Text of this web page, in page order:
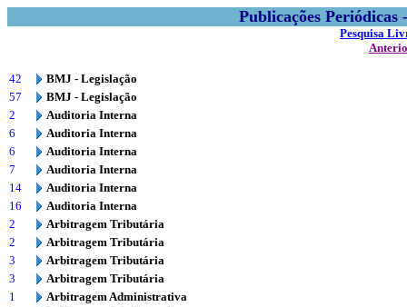
Publicações
Pesquisa
42
BMJ - Legislação
57
BMJ - Legislação
2
Auditoria Interna
6
Auditoria Interna
6
Auditoria Interna
7
Auditoria Interna
14
Auditoria Interna
16
Auditoria Interna
2
Arbitragem Tributária
2
Arbitragem Tributária
3
Arbitragem Tributária
3
Arbitragem Tributária
1
Arbitragem Administrativa